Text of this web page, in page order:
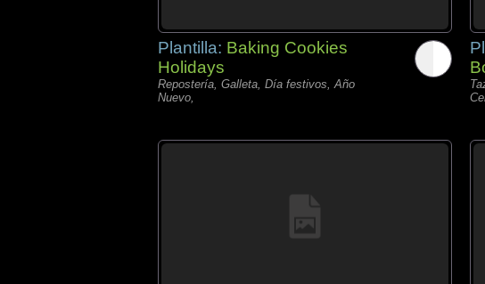
Plantilla: Baking Cookies
Holidays
Repostería, Galleta, Día festivos, Año
Nuevo,